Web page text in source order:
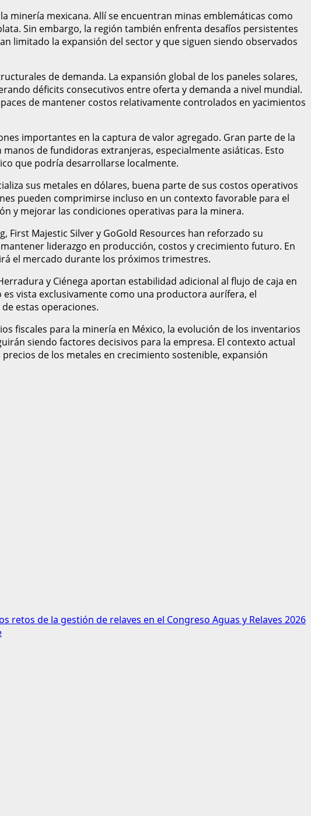
minería mexicana. Allí se encuentran minas emblemáticas como
Sin embargo, la región también enfrenta desafíos persistentes
limitado la expansión del sector y que siguen siendo observados
de demanda. La expansión global de los paneles solares,
déficits consecutivos entre oferta y demanda a nivel mundial.
de mantener costos relativamente controlados en yacimientos
importantes en la captura de valor agregado. Gran parte de la
de fundidoras extranjeras, especialmente asiáticas. Esto
que podría desarrollarse localmente.
sus metales en dólares, buena parte de sus costos operativos
pueden comprimirse incluso en un contexto favorable para el
y mejorar las condiciones operativas para la minera.
Majestic Silver y GoGold Resources han reforzado su
liderazgo en producción, costos y crecimiento futuro. En
el mercado durante los próximos trimestres.
y Ciénega aportan estabilidad adicional al flujo de caja en
vista exclusivamente como una productora aurífera, el
estas operaciones.
fiscales para la minería en México, la evolución de los inventarios
siendo factores decisivos para la empresa. El contexto actual
de los metales en crecimiento sostenible, expansión
retos de la gestión de relaves en el Congreso Aguas y Relaves 2026